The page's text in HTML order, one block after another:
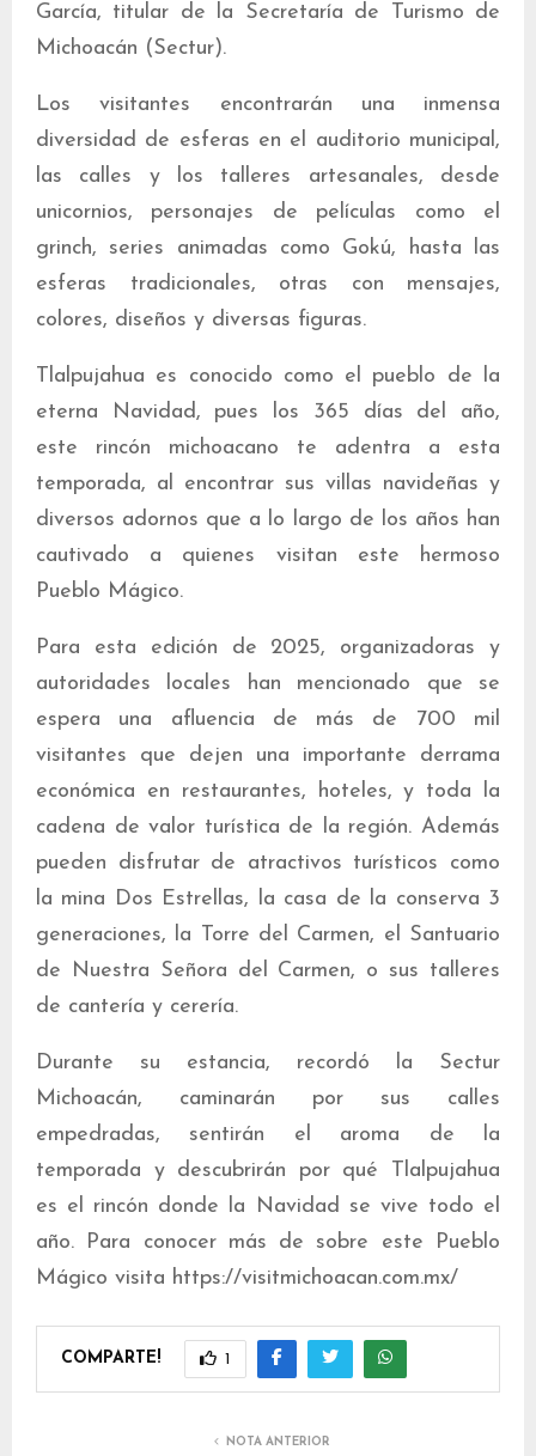
García, titular de la Secretaría de Turismo de
Michoacán (Sectur).
Los visitantes encontrarán una inmensa
diversidad de esferas en el auditorio municipal,
las calles y los talleres artesanales, desde
unicornios, personajes de películas como el
grinch, series animadas como Gokú, hasta las
esferas tradicionales, otras con mensajes,
colores, diseños y diversas figuras.
Tlalpujahua es conocido como el pueblo de la
eterna Navidad, pues los 365 días del año,
este rincón michoacano te adentra a esta
temporada, al encontrar sus villas navideñas y
diversos adornos que a lo largo de los años han
cautivado a quienes visitan este hermoso
Pueblo Mágico.
Para esta edición de 2025, organizadoras y
autoridades locales han mencionado que se
espera una afluencia de más de 700 mil
visitantes que dejen una importante derrama
económica en restaurantes, hoteles, y toda la
cadena de valor turística de la región. Además
pueden disfrutar de atractivos turísticos como
la mina Dos Estrellas, la casa de la conserva 3
generaciones, la Torre del Carmen, el Santuario
de Nuestra Señora del Carmen, o sus talleres
de cantería y cerería.
Durante su estancia, recordó la Sectur
Michoacán, caminarán por sus calles
empedradas, sentirán el aroma de la
temporada y descubrirán por qué Tlalpujahua
es el rincón donde la Navidad se vive todo el
año. Para conocer más de sobre este Pueblo
Mágico visita https://visitmichoacan.com.mx/
COMPARTE! 1
NOTA ANTERIOR